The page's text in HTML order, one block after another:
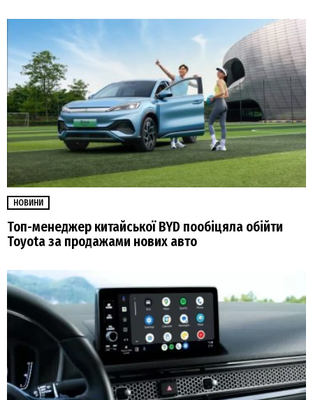
НОВИНИ
Топ-менеджер китайської BYD пообіцяла обійти
Toyota за продажами нових авто